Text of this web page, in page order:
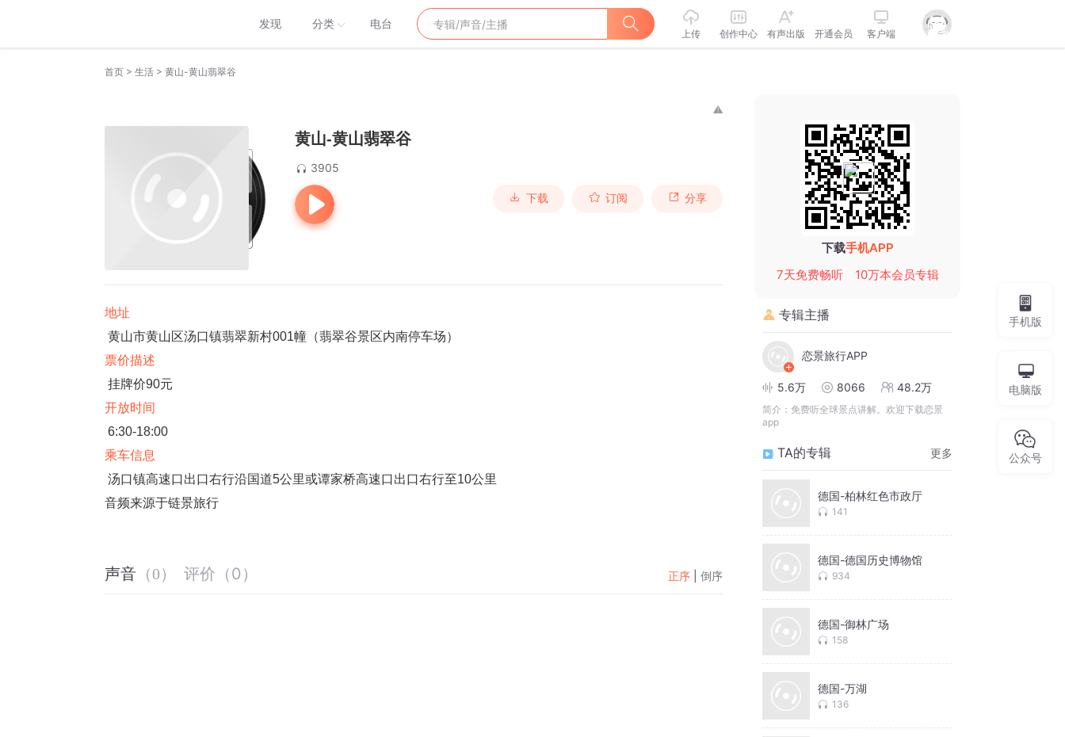
发现 分类 电台
上传 创作中心 有声出版 开通会员 客户端
首页 > 生活 > 黄山-黄山翡翠谷
黄山-黄山翡翠谷
3905
下载 订阅 分享
地址
黄山市黄山区汤口镇翡翠新村001幢（翡翠谷景区内南停车场）
票价描述
挂牌价90元
开放时间
6:30-18:00
乘车信息
汤口镇高速口出口右行沿国道5公里或谭家桥高速口出口右行至10公里
音频来源于链景旅行
声音 （0） 评价 （0 ） 正序 倒序
下载手机APP
7天免费畅听
10万本会员专辑
专辑主播
恋景旅行APP
5.6万 8066 48.2万
简介： 免费听全球景点讲解。欢迎下载恋景
app
TA的专辑 更多
德国-柏林红色市政厅
141
德国-德国历史博物馆
934
德国-御林广场
158
德国-万湖
136
手机版
电脑版
公众号